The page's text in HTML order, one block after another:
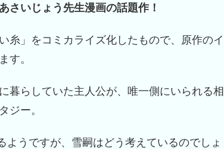
さいじょう先生漫画の話題作！
」をコミカライズ化したもので、原作のイ
す。
暮らしていた主人公が、唯一側にいられる相
ジー。
ようですが、雪嗣はどう考えているのでしょ